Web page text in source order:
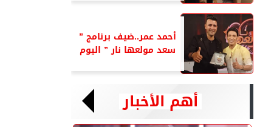
أحمد عمر..ضيف برنامج ”
سعد مولعها نار ” اليوم
أهم الأخبار